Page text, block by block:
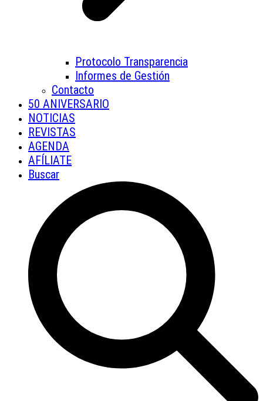
Protocolo Transparencia
Informes de Gestión
Contacto
50 ANIVERSARIO
NOTICIAS
REVISTAS
AGENDA
AFÍLIATE
Buscar